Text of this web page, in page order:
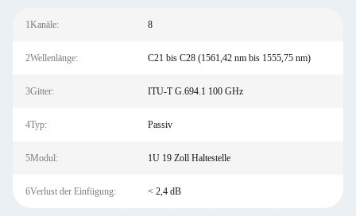
1Kanäle: 8
2Wellenlänge: C21 bis C28 (1561,42 nm bis 1555,75 nm)
3Gitter: ITU-T G.694.1 100 GHz
4Typ: Passiv
5Modul: 1U 19 Zoll Haltestelle
6Verlust der Einfügung: < 2,4 dB